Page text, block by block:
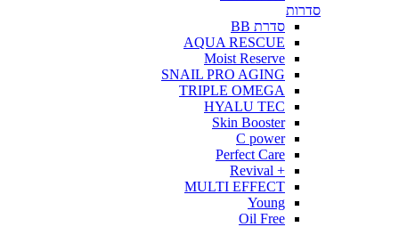
סדרות
סדרת BB
AQUA RESCUE
Moist Reserve
SNAIL PRO AGING
TRIPLE OMEGA
HYALU TEC
Skin Booster
C power
Perfect Care
+ Revival
MULTI EFFECT
Young
Oil Free